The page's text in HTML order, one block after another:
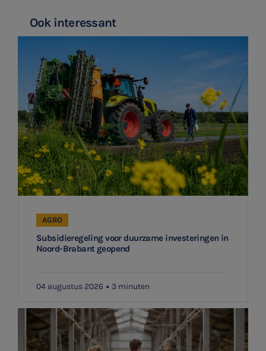
Vacatures
Ook interessant
Subsidieregeling voor duurzame investeringen in
Noord-Brabant geopend
AGRO
04 augustus 2026 3 minuten